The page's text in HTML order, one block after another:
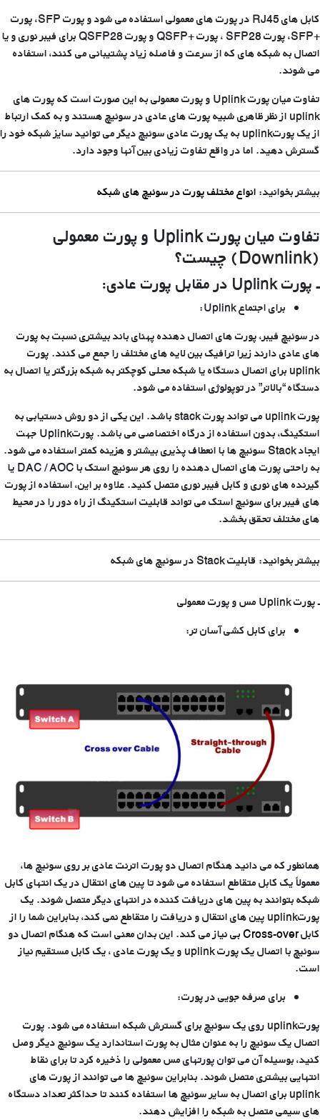
کابل های RJ45 در پورت های معمولی استفاده می شود و پورت SFP، پورت
+SFP، پورت SFP28 ، پورت +QSFP و پورت QSFP28 برای فیبر نوری و یا
اتصال به شبکه های که از سرعت و فاصله زیاد پشتیبانی می کنند، استفاده
می شوند.
تفاوت میان پورت Uplink و پورت معمولی به این صورت است که پورت های
uplink از نظر ظاهری شبیه پورت های عادی در سوئیچ هستند و به کمک ارتباط
از یک پورتuplink به یک پورت عادی سوئیچ دیگر می توانید سایز شبکه خود را
گسترش دهید. اما در واقع تفاوت زیادی بین آنها وجود دارد.
بیشتر بخوانید: انواع مختلف پورت در سوئیچ های شبکه
تفاوت میان پورتUplink و پورت معمولی
(
Downlink) چیست؟
ـ پورتUplink در مقابل پورت عادی:
برای اجتماعUplink
:
در سوئیچ فیبر، پورت های اتصال دهنده پهنای باند بیشتری نسبت به پورت
های عادی دارند زیرا ترافیک بین لایه های مختلف را جمع می کنند. پورت
uplink برای اتصال دستگاه یا شبکه محلی کوچکتر به شبکه بزرگتر یا اتصال به
دستگاه “بالاتر” در توپولوژی استفاده می شود.
پورت uplink می تواند پورت stack باشد. این یکی از دو روش دستیابی به
استکینگ، بدون استفاده از درگاه اختصاصی می باشد. پورتUplink جهت
ایجاد Stack سوئیچ ها با انعطاف پذیری بیشتر و هزینه کمتر استفاده می شود.
به راحتی پورت های اتصال دهنده را روی هر سوئیچ استک با DAC / AOC یا
گیرنده های نوری و کابل فیبر نوریمتصل کنید. علاوه بر این، استفاده از پورت
های فیبر برای سوئیچ استک می تواند قابلیت استکینگ از راه دور را در محیط
های مختلف تحقق بخشد.
بیشتر بخوانید: قابلیت Stack در سوئیچ های شبکه
ـ پورتUplink مس و پورت معمولی
برای کابل کشی آسان تر:
همانطور که می دانید هنگام اتصال دو پورت اترنت عادی بر روی سوئیچ ها،
معمولاً یک کابل متقاطع استفاده می شود تا پین های انتقال در یک انتهای کابل
شبکه بتوانند به پین های دریافت کننده در انتهای دیگر متصل شوند. یک
پورتuplink پین های انتقال و دریافت را متقاطع نمی کند، بنابراین شما را از
کابلCross-overبی نیاز می کند. این بدان معنی است که هنگام اتصال دو
سوئیچ با اتصال یک پورت uplink و یک پورت عادی ، یک کابل مستقیم نیاز
است.
برای صرفه جویی در پورت:
پورتuplink روی یک سوئیچ برای گسترش شبکه استفاده می شود. پورت
اتصال یک سوئیچ را به عنوان مثال به پورت استاندارد یک سوئیچ دیگر وصل
کنید، بوسیله آن می توان پورتهای مس معمولی را ذخیره کرد تا برای نقاط
انتهایی بیشتری متصل شوند. بنابراین سوئیچ ها می توانند از پورت های
uplink برای اتصال به سایر سوئیچ ها استفاده کنند تا حداکثر تعداد دستگاه
های سیمی متصل به شبکه را افزایش دهند.